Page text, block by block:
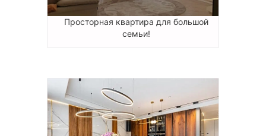
Просторная квартира для большой
семьи!